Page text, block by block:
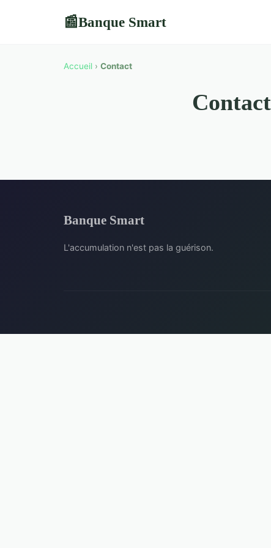
📰Banque Smart
Accueil › Contact
Contact
Banque Smart
L'accumulation n'est pas la guérison.